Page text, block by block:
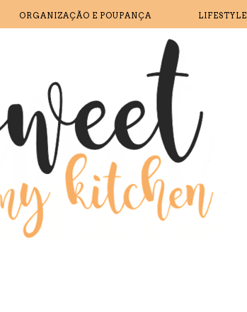
ORGANIZAÇÃO E POUPANÇA LIFESTYLE